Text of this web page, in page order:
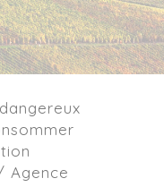
Agence